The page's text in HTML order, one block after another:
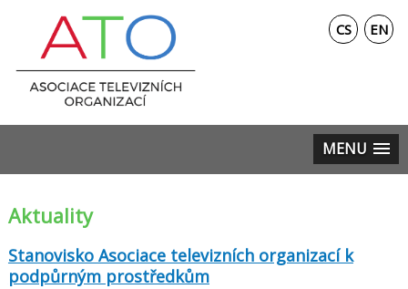
CS EN
MENU
Aktuality
Stanovisko Asociace televizních organizací k
podpůrným prostředkům